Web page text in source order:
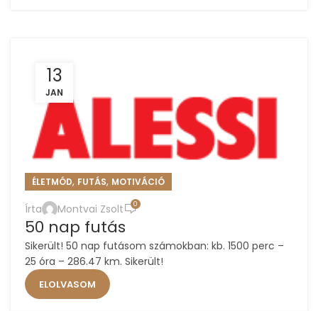
13
JAN
ÉLETMÓD, FUTÁS, MOTIVÁCIÓ
Írta Montvai Zsolt 0
50 nap futás
Sikerült! 50 nap futásom számokban: kb. 1500 perc –
25 óra – 286.47 km. Sikerült!
ELOLVASOM